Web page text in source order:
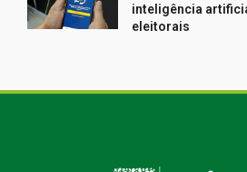
inteligência
eleitorais